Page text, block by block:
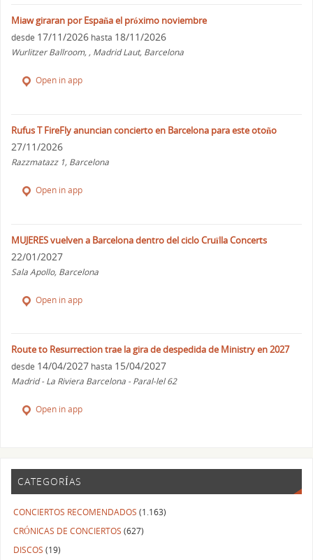
Miaw giraran por España el próximo noviembre
desde 17/11/2026 hasta 18/11/2026
Wurlitzer Ballroom, , Madrid Laut, Barcelona
Open in app
Rufus T FireFly anuncian concierto en Barcelona para este otoño
27/11/2026
Razzmatazz 1, Barcelona
Open in app
MUJERES vuelven a Barcelona dentro del ciclo Cruïlla Concerts
22/01/2027
Sala Apollo, Barcelona
Open in app
Route to Resurrection trae la gira de despedida de Ministry en 2027
desde 14/04/2027 hasta 15/04/2027
Madrid - La Riviera Barcelona - Paral-lel 62
Open in app
CATEGORÍAS
CONCIERTOS RECOMENDADOS (1.163)
CRÓNICAS DE CONCIERTOS (627)
DISCOS (19)